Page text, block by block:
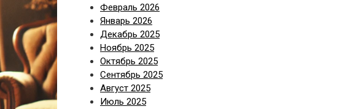
Февраль 2026
Январь 2026
Декабрь 2025
Ноябрь 2025
Октябрь 2025
Сентябрь 2025
Август 2025
Июль 2025